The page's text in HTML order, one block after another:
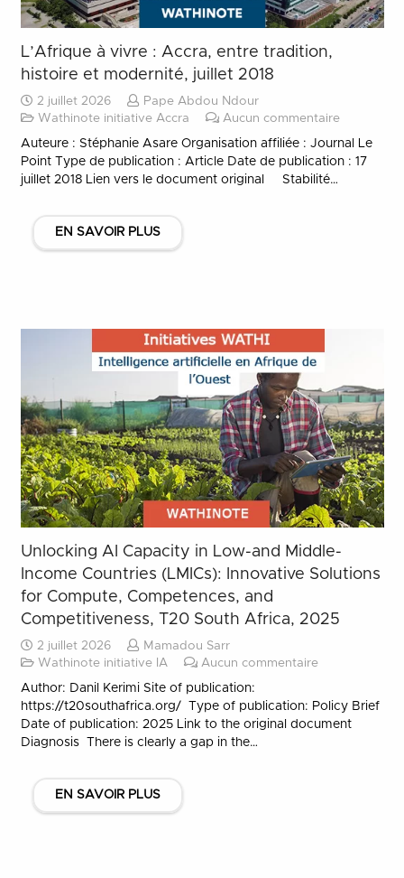
L’Afrique à vivre : Accra, entre tradition,
histoire et modernité, juillet 2018
2 juillet 2026
Pape Abdou Ndour
Wathinote initiative Accra
Aucun commentaire
Auteure : Stéphanie Asare Organisation affiliée : Journal Le
Point Type de publication : Article Date de publication : 17
juillet 2018 Lien vers le document original Stabilité…
EN SAVOIR PLUS
Unlocking AI Capacity in Low-and Middle-
Income Countries (LMICs): Innovative Solutions
for Compute, Competences, and
Competitiveness, T20 South Africa, 2025
2 juillet 2026
Mamadou Sarr
Wathinote initiative IA
Aucun commentaire
Author: Danil Kerimi Site of publication:
https://t20southafrica.org/ Type of publication: Policy Brief
Date of publication: 2025 Link to the original document
Diagnosis There is clearly a gap in the…
EN SAVOIR PLUS